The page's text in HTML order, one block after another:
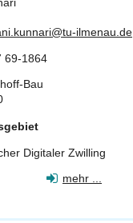
ilmenau.de
69-1864
Bau
Digitaler Zwilling
mehr ...